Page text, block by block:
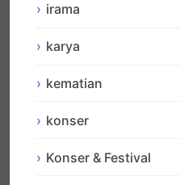
irama
karya
kematian
konser
Konser & Festival